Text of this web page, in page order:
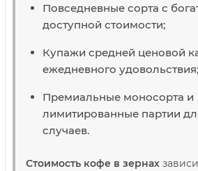
Повседневные сорта с
доступной стоимости;
Купажи средней ценовой
ежедневного удовольствия;
Премиальные моносорта и
лимитированные партии
случаев.
Стоимость кофе в зернах